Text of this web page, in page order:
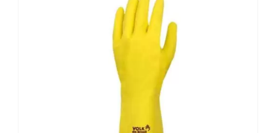
opções
podem
escolhidas